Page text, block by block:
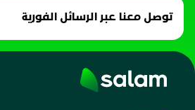
توصل معنا عبر الرسائل الفورية